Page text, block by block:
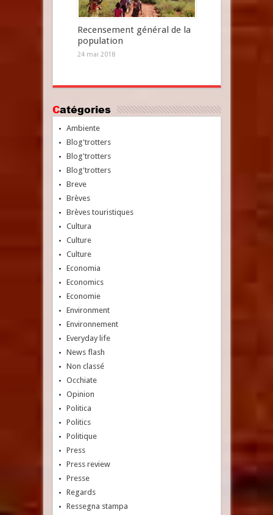
Recensement général de la
population
24 mai 2018
Catégories
Ambiente
Blog'trotters
Blog'trotters
Blog'trotters
Breve
Brèves
Brèves touristiques
Cultura
Culture
Culture
Economia
Economics
Economie
Environment
Environnement
Everyday life
News flash
Non classé
Occhiate
Opinion
Politica
Politics
Politique
Press
Press review
Presse
Regards
Ressegna stampa